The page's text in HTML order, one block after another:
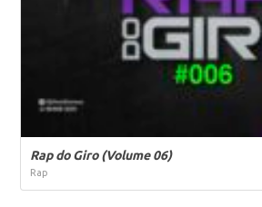
Rap do Giro (Volume 06)
Rap